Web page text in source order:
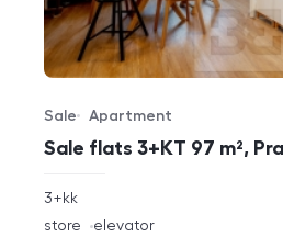
Sale flats 3+KT 97 m²,
Offer type
Sale
Property type
Apartment
rozměry
disposition
3+kk
funkce
store elevator